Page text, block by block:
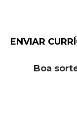
ENVIAR
Boa